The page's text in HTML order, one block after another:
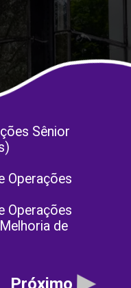
Sênior
Operações
Operações
de
Próximo